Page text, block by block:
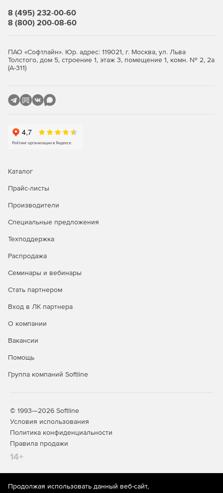
8 (495) 232-00-60
8 (800) 200-08-60
ПАО «Софтлайн». Юр. адрес: 119021, г. Москва, ул. Льва
Толстого, дом 5, строение 1, этаж 3, помещение 1, комн. № 2, 2а
(А-311)
Каталог
Прайс-листы
Производители
Специальные предложения
Техподдержка
Распродажа
Семинары и вебинары
Стать партнером
Вход в ЛК партнера
О компании
Вакансии
Помощь
Группа компаний Softline
© 1993—2026 Softline
Условия использования
Политика конфиденциальности
Правила продажи
14+
Продолжая использовать данный веб-сайт,